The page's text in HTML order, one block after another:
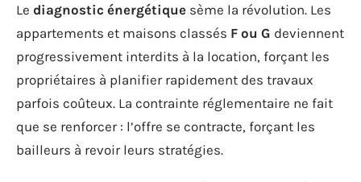
Le diagnostic énergétique sème la révolution. Les
appartements et maisons classés F ou G deviennent
progressivement interdits à la location, forçant les
propriétaires à planifier rapidement des travaux
parfois coûteux. La contrainte réglementaire ne fait
que se renforcer : l’offre se contracte, forçant les
bailleurs à revoir leurs stratégies.